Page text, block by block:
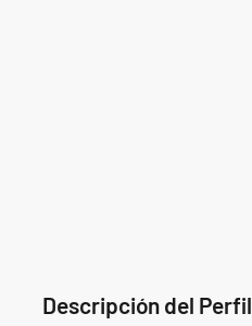
Descripción del Perfil